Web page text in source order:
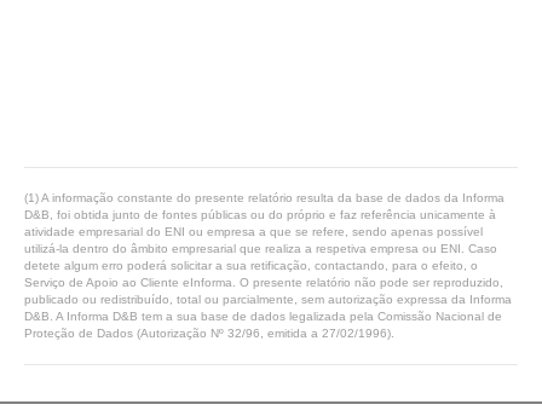
(1) A informação constante do presente relatório resulta da base de dados da Informa
D&B, foi obtida junto de fontes públicas ou do próprio e faz referência unicamente à
atividade empresarial do ENI ou empresa a que se refere, sendo apenas possível
utilizá-la dentro do âmbito empresarial que realiza a respetiva empresa ou ENI. Caso
detete algum erro poderá solicitar a sua retificação, contactando, para o efeito, o
Serviço de Apoio ao Cliente eInforma. O presente relatório não pode ser reproduzido,
publicado ou redistribuído, total ou parcialmente, sem autorização expressa da Informa
D&B. A Informa D&B tem a sua base de dados legalizada pela Comissão Nacional de
Proteção de Dados (Autorização Nº 32/96, emitida a 27/02/1996).